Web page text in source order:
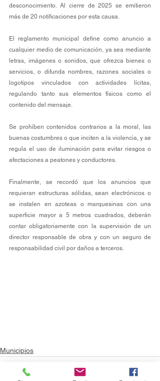
desconocimiento. Al cierre de 2025 se emitieron
más de 20 notificaciones por esta causa.
El reglamento municipal define como anuncio a
cualquier medio de comunicación, ya sea mediante
letras, imágenes o sonidos, que ofrezca bienes o
servicios, o difunda nombres, razones sociales o
logotipos vinculados con actividades lícitas,
regulando tanto sus elementos físicos como el
contenido del mensaje.
Se prohíben contenidos contrarios a la moral, las
buenas costumbres o que inciten a la violencia, y se
regula el uso de iluminación para evitar riesgos o
afectaciones a peatones y conductores.
Finalmente, se recordó que los anuncios que
requieran estructuras sólidas, sean electrónicos o
se instalen en azoteas o marquesinas con una
superficie mayor a 5 metros cuadrados, deberán
contar obligatoriamente con la supervisión de un
director responsable de obra y con un seguro de
responsabilidad civil por daños a terceros.
Municipios